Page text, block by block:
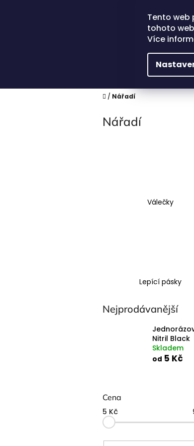
Tento web
tohoto
Více
Domů
/ Nářadí
Nářadí
Válečky
Lepící pásky
Nejprodávanější
Nitril Black
Skladem
od 5 Kč
Cena
5 Kč